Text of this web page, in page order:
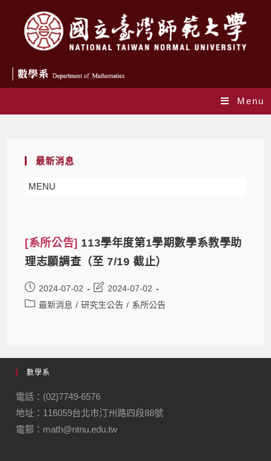
Menu
最新消息
MENU
[系所公告] 113學年度第1學期數學系教學助
理志願調查（至 7/19 截止）
2024-07-02
2024-07-02
最新消息 / 研究生公告 / 系所公告
數學系
電話：(02)7749-6576
地址：116059台北市汀州路四段88號
電郵：math@ntnu.edu.tw